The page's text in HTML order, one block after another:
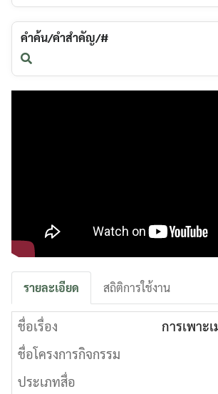
คำค้น/คำสำคัญ/#
รายละเอียด สถิติการใช้งาน
ชื่อเรื่อง
การเพาะ
ชื่อโครงการกิจกรรม
ประเภทสื่อ